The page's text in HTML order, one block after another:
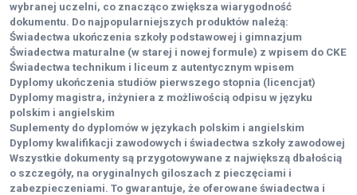
wybranej uczelni, co znacząco zwiększa wiarygodność
dokumentu. Do najpopularniejszych produktów należą:
Świadectwa ukończenia szkoły podstawowej i gimnazjum
Świadectwa maturalne (w starej i nowej formule) z wpisem do CKE
Świadectwa technikum i liceum z autentycznym wpisem
Dyplomy ukończenia studiów pierwszego stopnia (licencjat)
Dyplomy magistra, inżyniera z możliwością odpisu w języku
polskim i angielskim
Suplementy do dyplomów w językach polskim i angielskim
Dyplomy kwalifikacji zawodowych i świadectwa szkoły zawodowej
Wszystkie dokumenty są przygotowywane z największą dbałością
o szczegóły, na oryginalnych giloszach z pieczęciami i
zabezpieczeniami. To gwarantuje, że oferowane świadectwa i